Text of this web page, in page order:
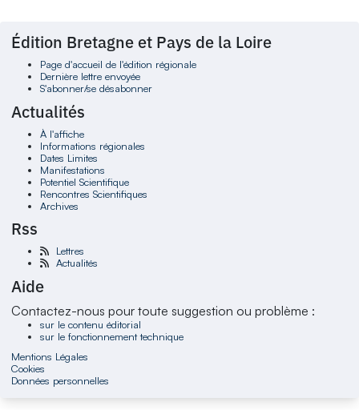
Édition Bretagne et Pays de la Loire
Page d'accueil de l'édition régionale
Dernière lettre envoyée
S'abonner/se désabonner
Actualités
À l'affiche
Informations régionales
Dates Limites
Manifestations
Potentiel Scientifique
Rencontres Scientifiques
Archives
Rss
Lettres
Actualités
Aide
Contactez-nous pour toute suggestion ou problème :
sur le contenu éditorial
sur le fonctionnement technique
Mentions Légales
Cookies
Données personnelles